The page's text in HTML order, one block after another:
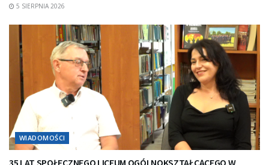
5 SIERPNIA 2026
WIADOMOŚCI
35 LAT SPOŁECZNEGO LICEUM OGÓLNOKSZTAŁCĄCEGO W